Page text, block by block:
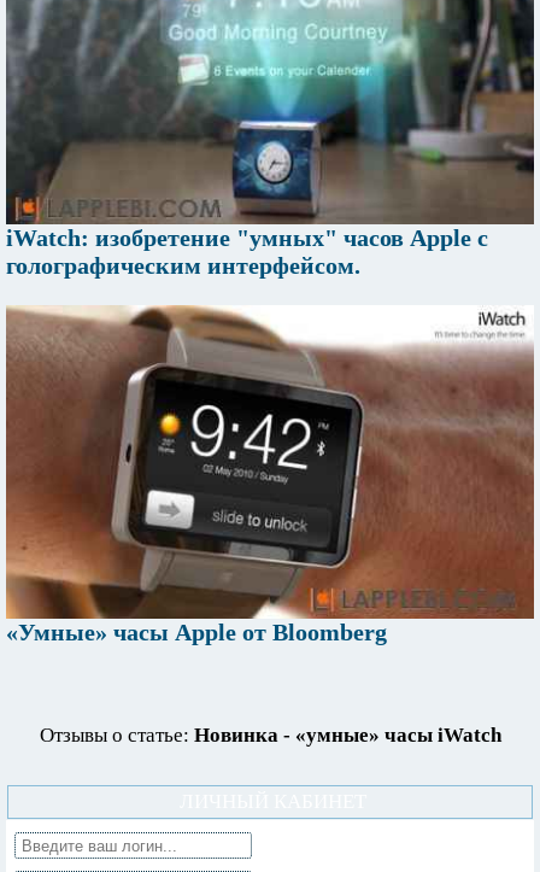
iWatch: изобретение "умных" часов Apple с
голографическим интерфейсом.
«Умные» часы Apple от Bloomberg
Отзывы о статье: Новинка - «умные» часы iWatch